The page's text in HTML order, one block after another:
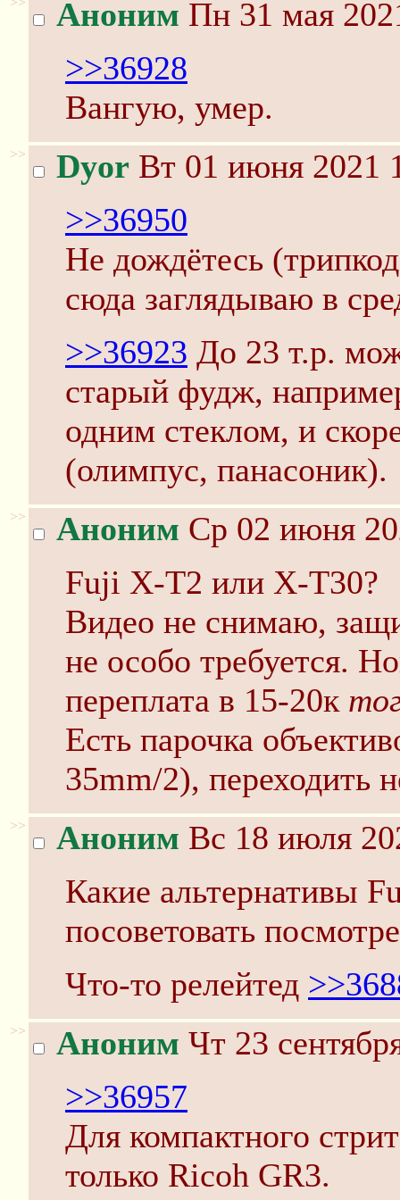
Аноним Пн 31 мая
>>36928
Вангую, умер.
>> Dyor Вт 01 июня 2021
>>36950
Не дождётесь
сюда заглядываю в
>>36923 До 23 т.р.
старый фудж,
одним стеклом, и
(олимпус, панасоник).
>> Аноним Ср 02 июня
Fuji X-T2 или X-T30?
Видео не снимаю,
не особо требуется.
переплата в 15-20к
Есть парочка
35mm/2), переходить
>> Аноним Вс 18 июля
Какие альтернативы
посоветовать
Что-то релейтед
>> Аноним Чт 23
>>36957
Для компактного
только Ricoh GR3.